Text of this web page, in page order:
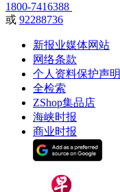
1800-7416388
或 92288736
新报业媒体网站
网络条款
个人资料保护声明
全检索
ZShop集品店
海峡时报
商业时报